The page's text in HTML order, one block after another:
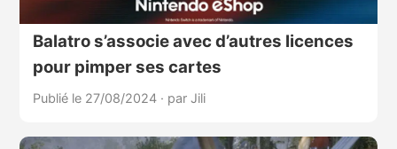
Balatro s’associe avec d’autres licences
pour pimper ses cartes
Publié le 27/08/2024 · par Jili